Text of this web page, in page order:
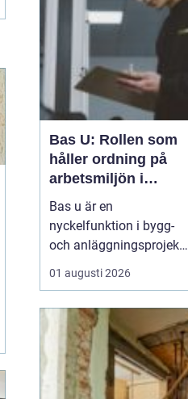
Bas U: Rollen som
håller ordning på
arbetsmiljön i
byggprojekt
Bas u är en
nyckelfunktion i bygg-
och anläggningsprojekt,
med ansvar för att
arbetsmiljöarbetet
utförandet. Genom att
samordna entreprenörer,
hålla arbetsmiljöplanen
levande och s&aum...
01 augusti 2026